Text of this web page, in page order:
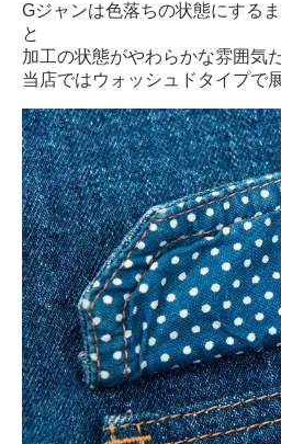
Gジャンは色落ちの状態にする
と
加工の状態がやわらかな雰囲気
当店ではウォッシュドタイプで